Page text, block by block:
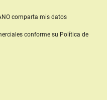
comparta mis datos
conforme su Política de